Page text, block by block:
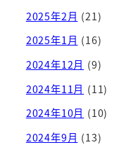
2025年2月 (21)
2025年1月 (16)
2024年12月 (9)
2024年11月 (11)
2024年10月 (10)
2024年9月 (13)